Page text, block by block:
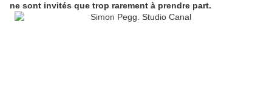
ne sont invités que trop rarement à prendre part.